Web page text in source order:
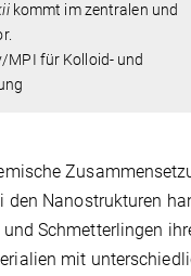
kommt im zentralen und
MPI für Kolloid- und
den Nanostrukturen
Schmetterlingen
mit